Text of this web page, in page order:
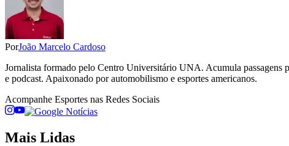
PorJoão Marcelo Cardoso
Jornalista formado pelo Centro Universitário UNA. Acumula passagens
e podcast. Apaixonado por automobilismo e esportes americanos.
Acompanhe Esportes nas Redes Sociais
Mais Lidas